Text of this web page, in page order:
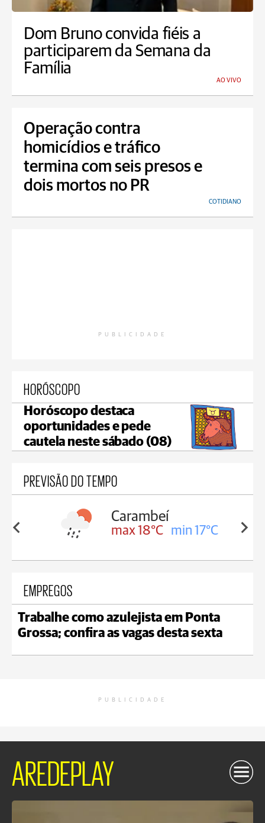
Dom Bruno convida fiéis a
participarem da Semana da
Família
AO VIVO
Operação contra
homicídios e tráfico
termina com seis presos e
dois mortos no PR
COTIDIANO
PUBLICIDADE
HORÓSCOPO
Horóscopo destaca
oportunidades e pede
cautela neste sábado (08)
PREVISÃO DO TEMPO
18°C
Carambeí
max 18°C min 17°C
EMPREGOS
Trabalhe como azulejista em Ponta
Grossa; confira as vagas desta sexta
PUBLICIDADE
AREDEPLAY